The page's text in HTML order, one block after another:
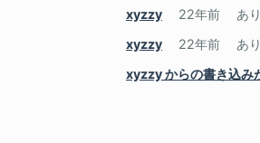
xyzzy
22年前
あ
xyzzy
22年前
あ
xyzzy からの書き込